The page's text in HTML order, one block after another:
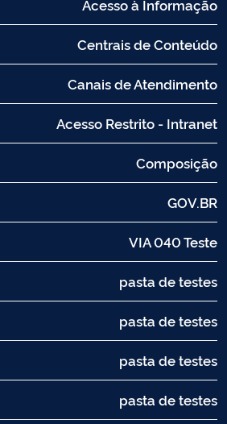
Acesso à Informação
Centrais de Conteúdo
Canais de Atendimento
Acesso Restrito - Intranet
Composição
GOV.BR
VIA 040 Teste
pasta de testes
pasta de testes
pasta de testes
pasta de testes